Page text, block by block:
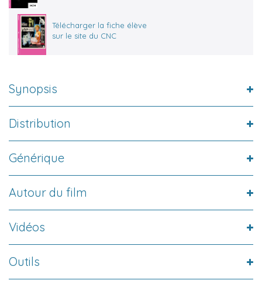
Télécharger la fiche élève
sur le site du CNC
Synopsis
Distribution
Générique
Autour du film
Vidéos
Outils